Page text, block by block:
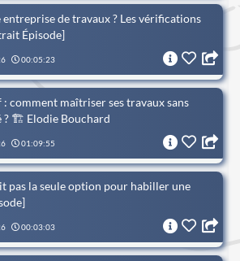
de travaux ? Les vérifications
Épisode]
00:05:23
comment maîtriser ses travaux sans
? 🏗️ Elodie Bouchard
01:09:55
pas la seule option pour habiller une
00:03:03